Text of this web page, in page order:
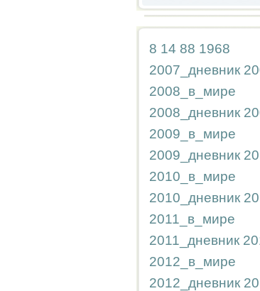
8 14 88 1968
2007_дневник
2008_в_мире
2008_дневник
2009_в_мире
2009_дневник
2010_в_мире
2010_дневник
2011_в_мире
2011_дневник
2012_в_мире
2012_дневник